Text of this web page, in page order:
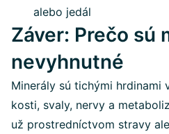
alebo jedál
Záver: Prečo sú
nevyhnutné
Minerály sú tichými hrdinami
kosti, svaly, nervy a
už prostredníctvom stravy